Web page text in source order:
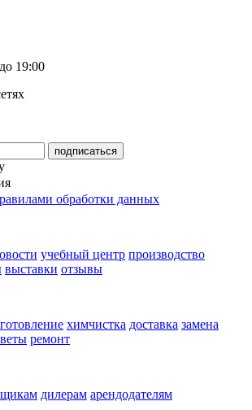
19:00
подписаться
обработки данных
учебный центр производство
выставки отзывы
химчистка доставка замена
ремонт
дилерам арендодателям